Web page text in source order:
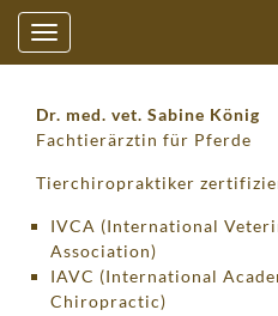
Toggle
navigation
Dr. med. vet. Sabine König
Fachtierärztin für Pferde
Tierchiropraktiker
IVCA (International
Association)
IAVC (International
Chiropractic)